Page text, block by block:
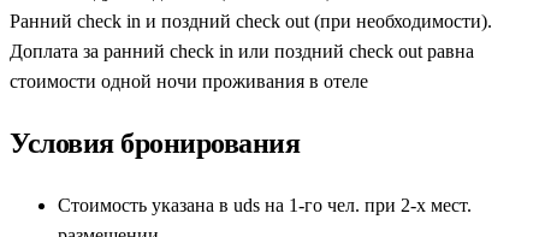
Ранний check in и поздний check out (при необходимости).
Доплата за ранний check in или поздний check out равна
стоимости одной ночи проживания в отеле
Условия бронирования
Стоимость указана в uds на 1-го чел. при 2-х мест.